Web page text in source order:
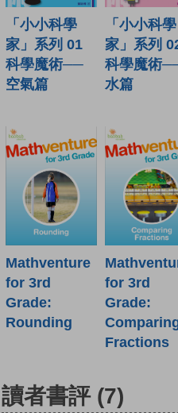
「小小科學
家」系列 01
科學魔術──
空氣篇
「小小科學
家」系列
科學魔術
水篇
Mathventure
for 3rd
Grade:
Rounding
for 3rd
Grade:
Fractions
讀者書評 (7)